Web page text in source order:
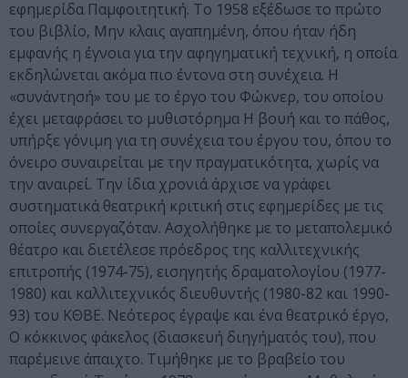
εφημερίδα Παμφοιτητική. Το 1958 εξέδωσε το πρώτο
του βιβλίο, Μην κλαις αγαπημένη, όπου ήταν ήδη
εμφανής η έγνοια για την αφηγηματική τεχνική, η οποία
εκδηλώνεται ακόμα πιο έντονα στη συνέχεια. Η
«συνάντησή» του με το έργο του Φώκνερ, του οποίου
έχει μεταφράσει το μυθιστόρημα Η βουή και το πάθος,
υπήρξε γόνιμη για τη συνέχεια του έργου του, όπου το
όνειρο συναιρείται με την πραγματικότητα, χωρίς να
την αναιρεί. Την ίδια χρονιά άρχισε να γράφει
συστηματικά θεατρική κριτική στις εφημερίδες με τις
οποίες συνεργαζόταν. Ασχολήθηκε με το μεταπολεμικό
θέατρο και διετέλεσε πρόεδρος της καλλιτεχνικής
επιτροπής (1974-75), εισηγητής δραματολογίου (1977-
1980) και καλλιτεχνικός διευθυντής (1980-82 και 1990-
93) του ΚΘΒΕ. Νεότερος έγραψε και ένα θεατρικό έργο,
Ο κόκκινος φάκελος (διασκευή διηγήματός του), που
παρέμεινε άπαιχτο. Τιμήθηκε με το βραβείο του